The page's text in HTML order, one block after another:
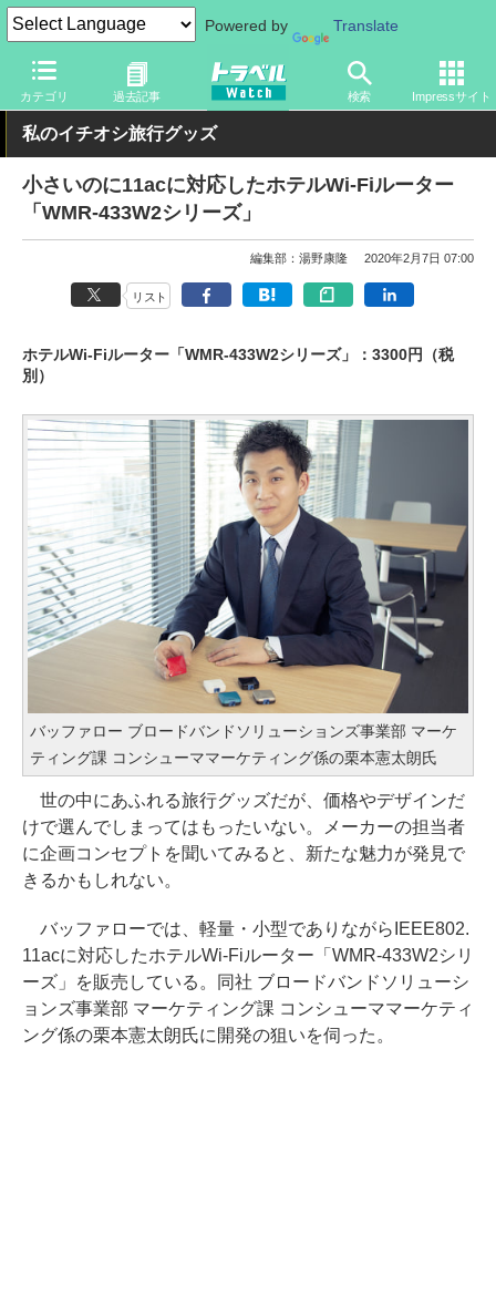
Powered by Translate
カテゴリ 過去記事 検索 Impressサイト
トラベル Watch 旅のアイテム スマホ・ルーター ホテルルータ
私のイチオシ旅行グッズ
小さいのに11acに対応したホテルWi-Fiルーター
「WMR-433W2シリーズ」
編集部：湯野康隆 2020年2月7日 07:00
リスト
ホテルWi-Fiルーター「WMR-433W2シリーズ」：3300円（税
別）
バッファロー ブロードバンドソリューションズ事業部 マーケ
ティング課 コンシューママーケティング係の栗本憲太朗氏
世の中にあふれる旅行グッズだが、価格やデザインだ
けで選んでしまってはもったいない。メーカーの担当者
に企画コンセプトを聞いてみると、新たな魅力が発見で
きるかもしれない。
バッファローでは、軽量・小型でありながらIEEE802.
11acに対応したホテルWi-Fiルーター「WMR-433W2シリ
ーズ」を販売している。同社 ブロードバンドソリューシ
ョンズ事業部 マーケティング課 コンシューママーケティ
ング係の栗本憲太朗氏に開発の狙いを伺った。